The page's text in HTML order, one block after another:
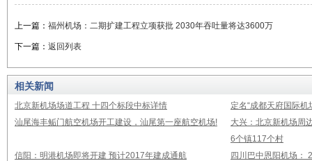
上一篇： 福州机场：二期扩建工程立项获批 2030年吞吐量将达3600万
下一篇： 返回列表
相关新闻
北京新机场场道工程 十四个标段中标详情
定名“成都天府国际
汕尾海丰鲘门航空机场开工建设，汕尾第一座航空机场!
大兴：北京新机场周
6个镇117个村
信阳：明港机场即将开建 预计2017年建成通航
四川巴中恩阳机场：